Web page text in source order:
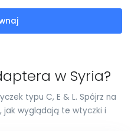
w Syria?
typu C, E & L. Spójrz na
jak wyglądają te wtyczki i